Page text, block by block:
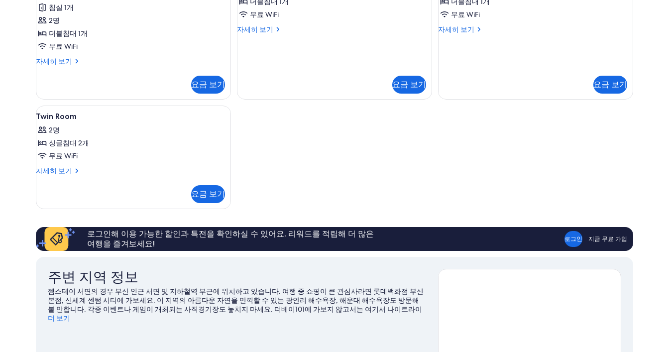
기
모
두
보
전
망
자
튜
디
오
사
진
보
기
용
후
기
개)
침실 1개
2명
더블침대 1개
무료 WiFi
자세히 보기
랜
디
오
자
히
보
요금 보기
Room
사
진
무료 WiFi
자세히 보기
Higher
보
기
요금 보기
사
진
모
무료 WiFi
자세히 보기
City
기
요금 보기
Twin
Room
사
진
모
두
5
Twin Room
2명
싱글침대 2개
무료 WiFi
자세히 보기
Twin
히
요금 보기
로그인해 이용 가능한 할인과 특전을 확인하실 수 있어요. 리워드를 적립해 더 많은
여행을 즐겨보세요!
로그인 지금 무료 가입
주변 지역 정보
젬스테이 서면의 경우 부산 인근 서면 및 지하철역 부근에 위치하고 있습니다. 여행 중 쇼핑이 큰 관심사라면 롯데백화점 부산
본점, 신세계 센텀 시티에 가보세요. 이 지역의 아름다운 자연을 만끽할 수 있는 광안리 해수욕장, 해운대 해수욕장도 방문해
볼 만합니다. 각종 이벤트나 게임이 개최되는 사직경기장도 놓치지 마세요. 더베이101에 가보지 않고서는 여기서 나이트라이
프를 경험했다고 할 수 없죠.
더 보기